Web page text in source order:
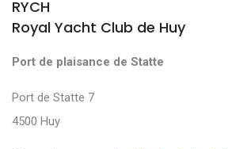
RYCH
Royal Yacht Club de Huy
Port de plaisance de Statte
Port de Statte 7
4500 Huy